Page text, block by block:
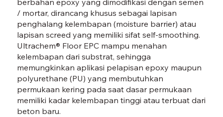
berbahan epoxy yang dimodifikasi dengan semen
/ mortar, dirancang khusus sebagai lapisan
penghalang kelembapan (moisture barrier) atau
lapisan screed yang memiliki sifat self-smoothing.
Ultrachem® Floor EPC mampu menahan
kelembapan dari substrat, sehingga
memungkinkan aplikasi pelapisan epoxy maupun
polyurethane (PU) yang membutuhkan
permukaan kering pada saat dasar permukaan
memiliki kadar kelembapan tinggi atau terbuat dari
beton baru.